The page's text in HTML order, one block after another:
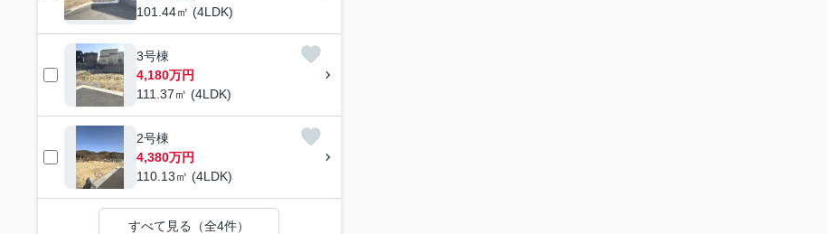
101.44㎡ (4LDK)
3号棟
4,180万円
111.37㎡ (4LDK)
2号棟
4,380万円
110.13㎡ (4LDK)
すべて見る（全4件）